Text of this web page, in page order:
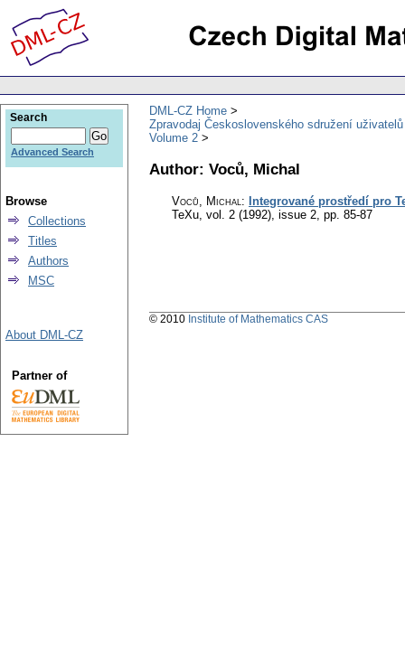
DML-CZ Home
Zpravodaj Československého sdružení uživatelů
Volume 2
Author: Voců, Michal
Voců, Michal: Integrované prostředí pro
TeXu, vol. 2 (1992), issue 2, pp. 85-87
Search
Advanced Search
Browse
Collections
Titles
Authors
MSC
About DML-CZ
Partner of
© 2010 Institute of Mathematics CAS